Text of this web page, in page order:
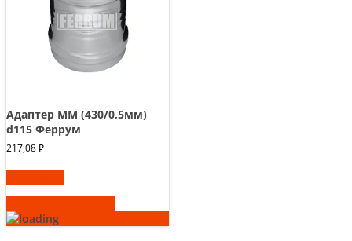
Адаптер ММ (430/0,5мм)
d115 Феррум
217,08₽